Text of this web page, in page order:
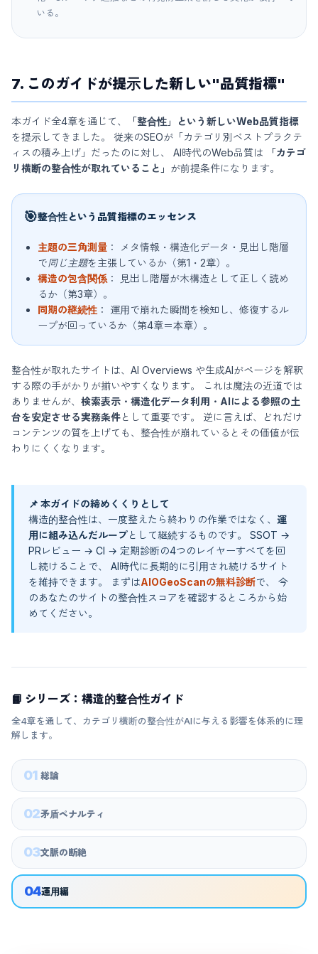
いる。
7. このガイドが提示した新しい"品質指標"
本ガイド全4章を通じて、
「整合性」という新しいWeb品質指標
を提示してきました。 従来のSEOが「カテゴリ別ベストプラクテ
ィスの積み上げ」だったのに対し、 AI時代のWeb品質は
「カテゴ
リ横断の整合性が取れていること」 が前提条件になります。
🎯整合性という品質指標のエッセンス
主題の三角測量 ： メタ情報・構造化データ・見出し階層
で同じ主題を主張しているか（第1・2章）。
構造の包含関係 ： 見出し階層が木構造として正しく読め
るか（第3章）。
同期の継続性 ： 運用で崩れた瞬間を検知し、修復するル
ープが回っているか（第4章＝本章）。
整合性が取れたサイトは、AI Overviews や生成AIがページを解釈
する際の手がかりが揃いやすくなります。 これは魔法の近道では
ありませんが、 検索表示・構造化データ利用・AIによる参照の土
台を安定させる実務条件として重要です。 逆に言えば、どれだけ
コンテンツの質を上げても、整合性が崩れているとその価値が伝
わりにくくなります。
📌 本ガイドの締めくくりとして
構造的整合性は、一度整えたら終わりの作業ではなく、 運
用に組み込んだループとして継続するものです。 SSOT →
PRレビュー → CI → 定期診断の4つのレイヤーすべてを回
し続けることで、 AI時代に長期的に引用され続けるサイト
を維持できます。 まずはAIOGeoScanの無料診断で、 今
のあなたのサイトの整合性スコアを確認するところから始
めてください。
📙 シリーズ：構造的整合性ガイド
全4章を通して、カテゴリ横断の整合性がAIに与える影響を体系的に理
解します。
01 総論
02矛盾ペナルティ
03文脈の断絶
04運用編